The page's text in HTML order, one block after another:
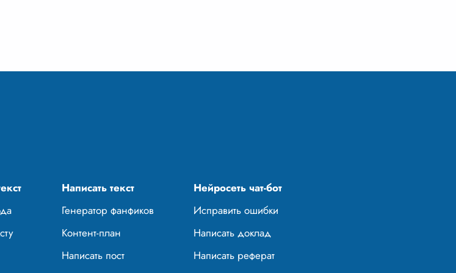
Написать текст
Нейросеть чат-бот
Генератор фанфиков
Исправить ошибки
Контент-план
Написать доклад
Написать пост
Написать реферат